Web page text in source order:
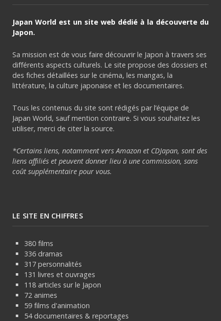
Japan World est un site web dédié à la découverte du
Japon.
Sa mission est de vous faire découvrir le Japon à travers ses
différents aspects culturels. Le site propose des dossiers et
des fiches détaillées sur le cinéma, les mangas, la
littérature, la culture japonaise et les documentaires.
Tous les contenus du site sont rédigés par l’équipe de
Japan World, sauf mention contraire. Si vous souhaitez les
utiliser, merci de citer la source.
*Certains liens, notamment vers Amazon et CDJapan, sont des
liens affiliés et peuvent donner lieu à une commission, sans
coût supplémentaire pour vous.
LE SITE EN CHIFFRES
380 films
336 dramas
317 personnalités
131 livres et ouvrages
118 articles sur le Japon
72 animes
59 films d'animation
54 documentaires & reportages